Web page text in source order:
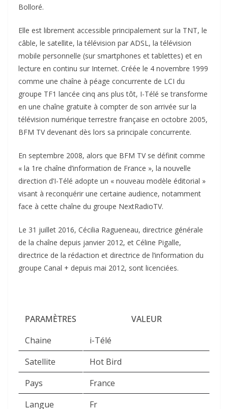
Bolloré.
Elle est librement accessible principalement sur la TNT, le
câble, le satellite, la télévision par ADSL, la télévision
mobile personnelle (sur smartphones et tablettes) et en
lecture en continu sur Internet. Créée le 4 novembre 1999
comme une chaîne à péage concurrente de LCI du
groupe TF1 lancée cinq ans plus tôt, I-Télé se transforme
en une chaîne gratuite à compter de son arrivée sur la
télévision numérique terrestre française en octobre 2005,
BFM TV devenant dès lors sa principale concurrente.
En septembre 2008, alors que BFM TV se définit comme
« la 1re chaîne d’information de France », la nouvelle
direction d’I-Télé adopte un « nouveau modèle éditorial »
visant à reconquérir une certaine audience, notamment
face à cette chaîne du groupe NextRadioTV.
Le 31 juillet 2016, Cécilia Ragueneau, directrice générale
de la chaîne depuis janvier 2012, et Céline Pigalle,
directrice de la rédaction et directrice de l’information du
groupe Canal + depuis mai 2012, sont licenciées.
PARAMÈTRES
VALEUR
Chaine
i-Télé
Satellite
Hot Bird
Pays
France
Langue
Fr